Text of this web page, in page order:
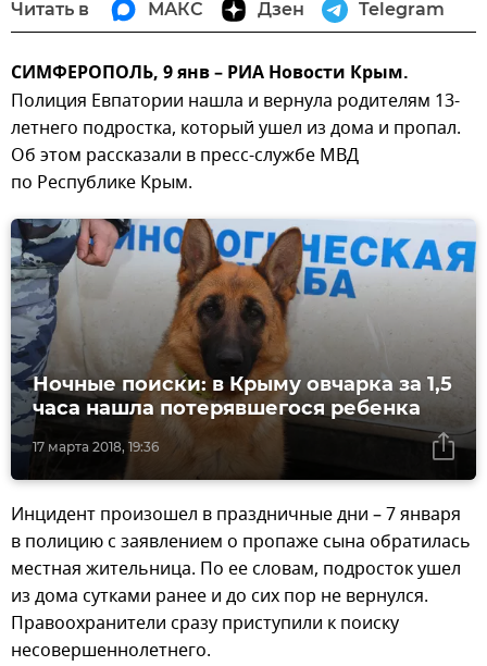
Читать в МАКС Дзен Telegram
СИМФЕРОПОЛЬ, 9 янв – РИА Новости Крым.
Полиция Евпатории нашла и вернула родителям 13-
летнего подростка, который ушел из дома и пропал.
Об этом рассказали в пресс-службе МВД
по Республике Крым.
17 марта 2018, 19:36
Ночные поиски: в Крыму овчарка за 1,5
часа нашла потерявшегося ребенка
Инцидент произошел в праздничные дни – 7 января
в полицию с заявлением о пропаже сына обратилась
местная жительница. По ее словам, подросток ушел
из дома сутками ранее и до сих пор не вернулся.
Правоохранители сразу приступили к поиску
несовершеннолетнего.